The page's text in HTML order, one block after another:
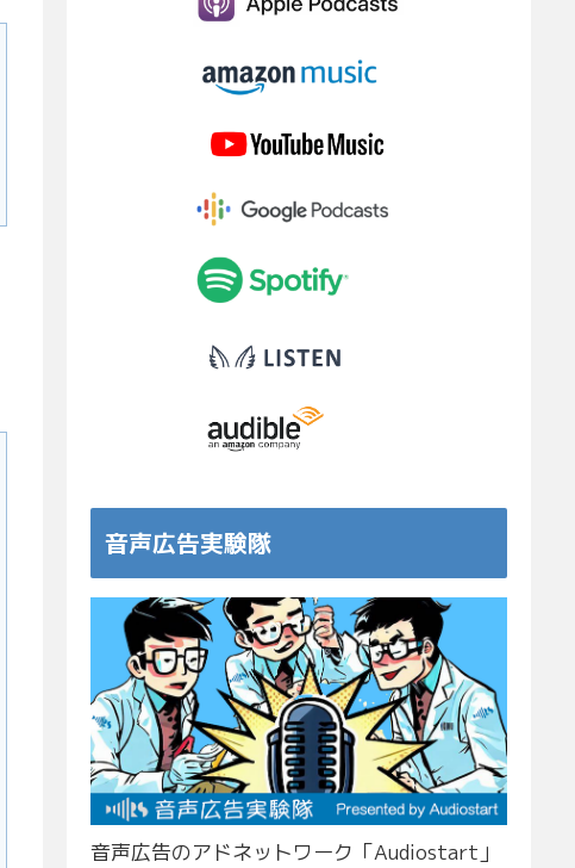
音声広告実験隊
音声広告のアドネットワーク「Audiostart」